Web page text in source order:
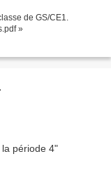
de GS/CE1.
»